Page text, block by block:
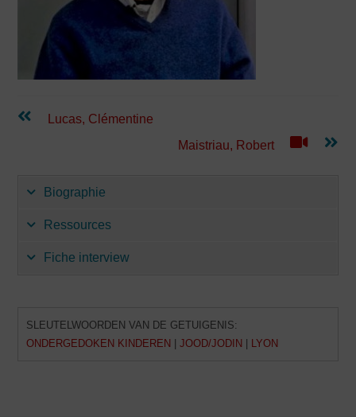
Lees
verder Lucas, Clémentine
Maistriau, Robert
Biographie
Ressources
Fiche interview
SLEUTELWOORDEN VAN DE GETUIGENIS:
ONDERGEDOKEN KINDEREN
|JOOD/JODIN LYON